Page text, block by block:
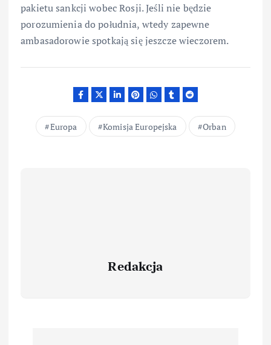
pakietu sankcji wobec Rosji. Jeśli nie będzie
porozumienia do południa, wtedy zapewne
ambasadorowie spotkają się jeszcze wieczorem.
Europa Komisja Europejska Orban
Redakcja